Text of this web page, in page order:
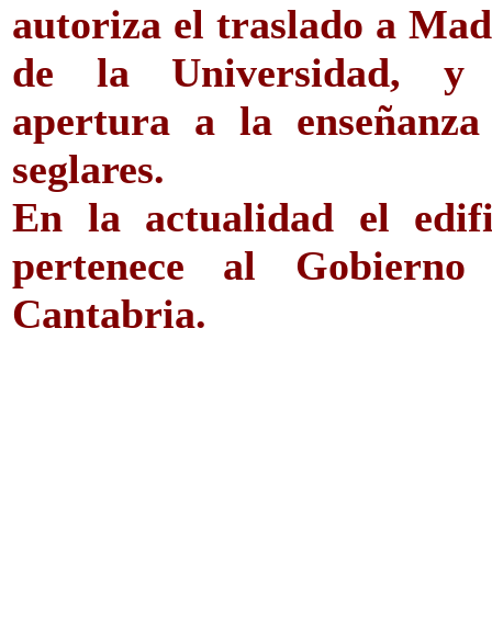
autoriza el traslado a
de la Universidad, y
apertura a la
seglares.
En la actualidad el
pertenece al Gobierno
Cantabria.